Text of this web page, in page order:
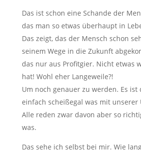
Das ist schon eine Schande der
das man so etwas überhaupt in
Das zeigt, das der Mensch schon
seinem Wege in die Zukunft
das nur aus Profitgier. Nicht etwas
hat! Wohl eher Langeweile?!
Um noch genauer zu werden. Es ist
einfach scheißegal was mit unserer
Alle reden zwar davon aber so
was.
Das sehe ich selbst bei mir. Wie